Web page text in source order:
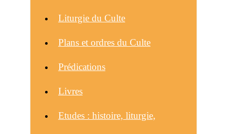
Liturgie du Culte
Plans et ordres du Culte
Prédications
Livres
Etudes : histoire, liturgie,